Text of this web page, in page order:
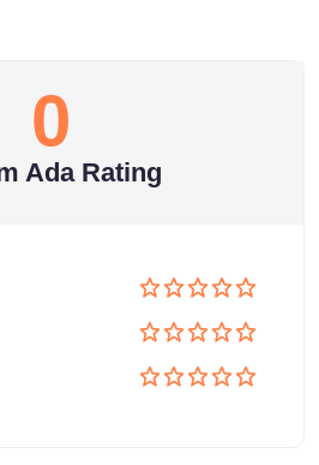
0
Ada Rating